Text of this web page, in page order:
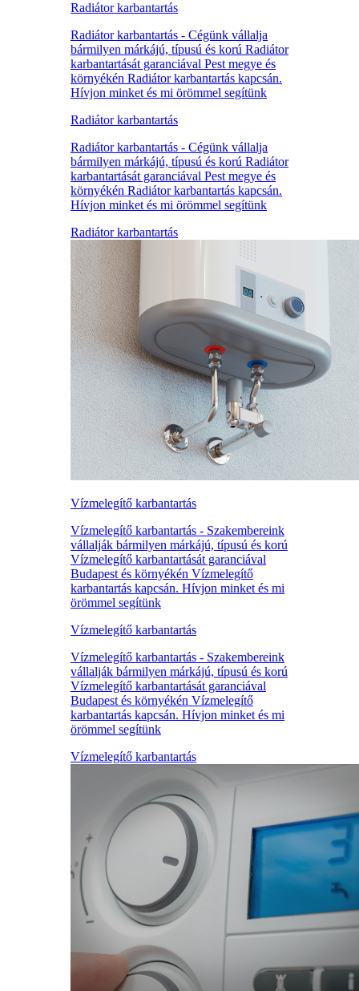
Radiátor karbantartás
Radiátor karbantartás - Cégünk vállalja
bármilyen márkájú, típusú és korú Radiátor
karbantartását garanciával Pest megye és
környékén Radiátor karbantartás kapcsán.
Hívjon minket és mi örömmel segítünk
Radiátor karbantartás
Radiátor karbantartás - Cégünk vállalja
bármilyen márkájú, típusú és korú Radiátor
karbantartását garanciával Pest megye és
környékén Radiátor karbantartás kapcsán.
Hívjon minket és mi örömmel segítünk
Radiátor karbantartás
Vízmelegítő karbantartás
Vízmelegítő karbantartás - Szakembereink
vállalják bármilyen márkájú, típusú és korú
Vízmelegítő karbantartását garanciával
Budapest és környékén Vízmelegítő
karbantartás kapcsán. Hívjon minket és mi
örömmel segítünk
Vízmelegítő karbantartás
Vízmelegítő karbantartás - Szakembereink
vállalják bármilyen márkájú, típusú és korú
Vízmelegítő karbantartását garanciával
Budapest és környékén Vízmelegítő
karbantartás kapcsán. Hívjon minket és mi
örömmel segítünk
Vízmelegítő karbantartás